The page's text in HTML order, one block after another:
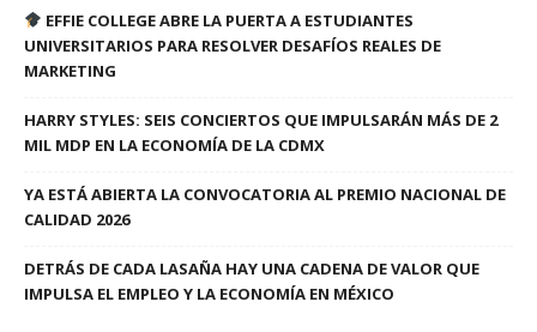
EFFIE COLLEGE ABRE LA PUERTA A ESTUDIANTES
UNIVERSITARIOS PARA RESOLVER DESAFÍOS REALES DE
MARKETING
HARRY STYLES: SEIS CONCIERTOS QUE IMPULSARÁN MÁS DE 2
MIL MDP EN LA ECONOMÍA DE LA CDMX
YA ESTÁ ABIERTA LA CONVOCATORIA AL PREMIO NACIONAL DE
CALIDAD 2026
DETRÁS DE CADA LASAÑA HAY UNA CADENA DE VALOR QUE
IMPULSA EL EMPLEO Y LA ECONOMÍA EN MÉXICO